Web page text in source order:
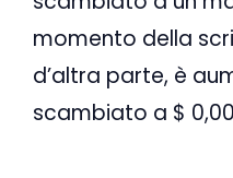
momento della
d’altra parte, è
scambiato a $